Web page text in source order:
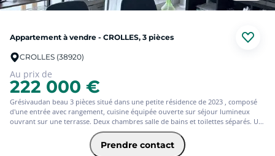
Appartement à vendre - CROLLES, 3 pièces
CROLLES (38920)
Au prix de
222 000 €
Grésivaudan beau 3 pièces situé dans une petite résidence de 2023 , composé
d'une entrée avec rangement, cuisine équipée ouverte sur séjour lumineux
ouvrant sur une terrasse. Deux chambres salle de bains et toilettes séparés. Un
parking privatif et un cellier complètent ce bien. L'appartement est vendu avec
un bail soumis à conditions.
AGENCE SQUARE HABITAT 04/ 76/92/84/15
Prendre contact